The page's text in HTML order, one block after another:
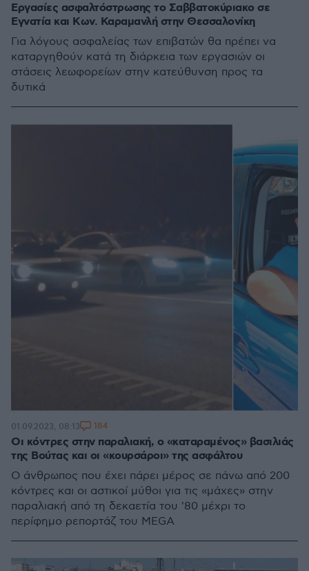
Εργασίες ασφαλτόστρωσης το Σαββατοκύριακο σε
Εγνατία και Κων. Καραμανλή στην Θεσσαλονίκη
Για λόγους ασφαλείας των επιβατών θα πρέπει να
καταργηθούν κατά τη διάρκεια των εργασιών οι
στάσεις λεωφορείων στην κατεύθυνση προς τα
δυτικά
Οι κόντρες στην παραλιακή, ο «καταραμένος» βασιλιάς
της Βούτας και οι «κουρσάροι» της ασφάλτου
Ο άνθρωπος που έχει πάρει μέρος σε πάνω από 200
κόντρες και οι αστικοί μύθοι για τις «μάχες» στην
παραλιακή από τη δεκαετία του '80 μέχρι το
περίφημο ρεπορτάζ του MEGA
01.09.2023, 08:13 184